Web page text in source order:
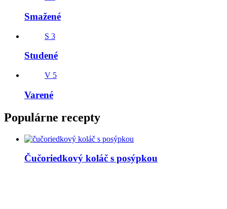
Smažené
S 3
Studené
V 5
Varené
Populárne recepty
Čučoriedkový koláč s posýpkou